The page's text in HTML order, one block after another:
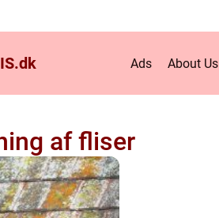
dk Ads About Us
af fliser